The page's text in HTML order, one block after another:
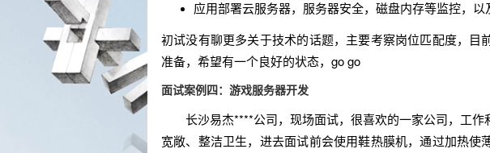
应用部署云服务器，服务器安全，磁盘内存等监控，
初试没有聊更多关于技术的话题，主要考察岗位匹配度，目
准备，希望有一个良好的状态，go go
面试案例四：游戏服务器开发
长沙易杰****公司，现场面试，很喜欢的一家公司，工作
宽敞、整洁卫生，进去面试前会使用鞋热膜机，通过加热使